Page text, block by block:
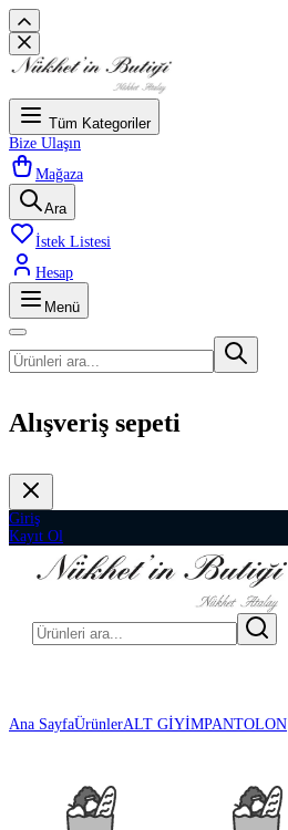
Tüm Kategoriler
Bize Ulaşın
Mağaza
Ara
İstek Listesi
Hesap
Menü
Alışveriş sepeti
Giriş
Kayıt Ol
Ana SayfaÜrünlerALT GİYİMPANTOLON